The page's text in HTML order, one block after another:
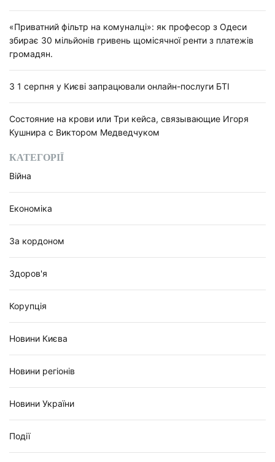
«Приватний фільтр на комуналці»: як професор з Одеси
збирає 30 мільйонів гривень щомісячної ренти з платежів
громадян.
З 1 серпня у Києві запрацювали онлайн-послуги БТІ
Состояние на крови или Три кейса, связывающие Игоря
Кушнира с Виктором Медведчуком
КАТЕГОРІЇ
Війна
Економіка
За кордоном
Здоров'я
Корупція
Новини Києва
Новини регіонів
Новини України
Події